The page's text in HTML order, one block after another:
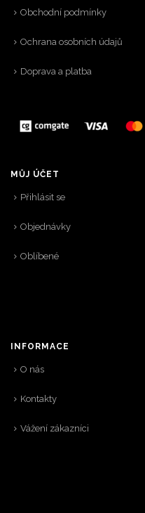
Obchodní podmínky
Ochrana osobních údajů
Doprava a platba
MŮJ ÚČET
Přihlásit se
Objednávky
Oblíbené
INFORMACE
O nás
Kontakty
Vážení zákazníci